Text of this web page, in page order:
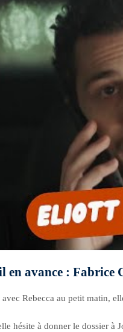
en avance : Fabrice
Rebecca au petit matin,
hésite à donner le dossier